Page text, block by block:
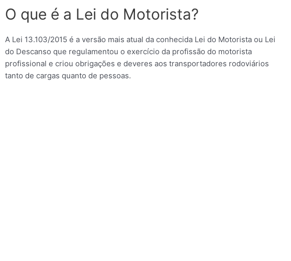
O que é a Lei do Motorista?
A Lei 13.103/2015 é a versão mais atual da conhecida Lei do Motorista ou Lei
do Descanso que regulamentou o exercício da profissão do motorista
profissional e criou obrigações e deveres aos transportadores rodoviários
tanto de cargas quanto de pessoas.